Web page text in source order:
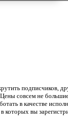
подписчиков,
совсем не
в качестве
в которых вы